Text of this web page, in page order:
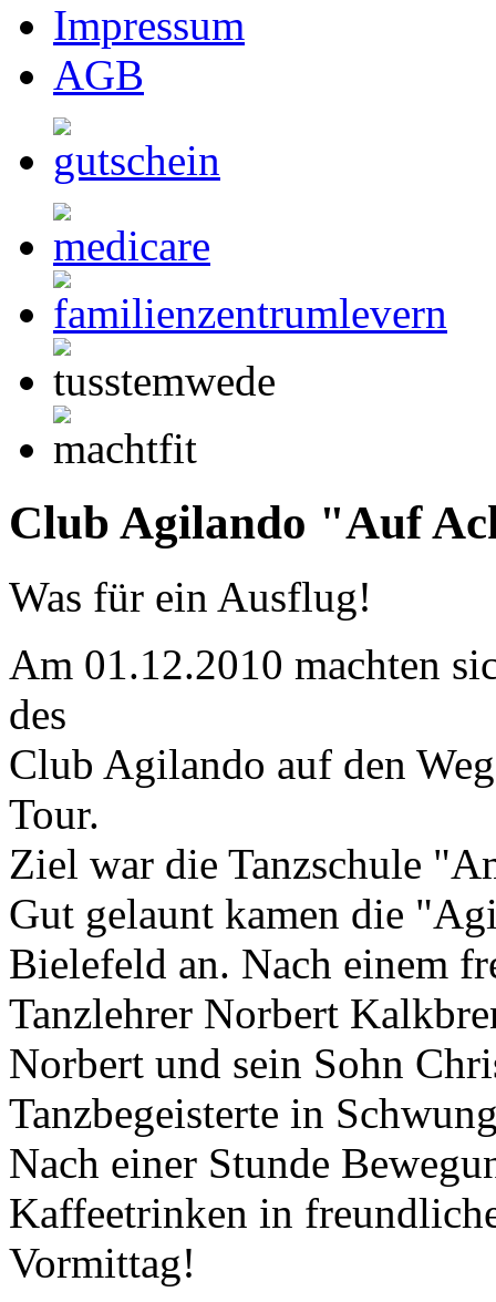
Impressum
AGB
Club Agilando "Auf
Was für ein Ausflug!
Am 01.12.2010 machten
des
Club Agilando auf den
Tour.
Ziel war die Tanzschule
Gut gelaunt kamen die
Bielefeld an. Nach einem
Tanzlehrer Norbert
Norbert und sein Sohn
Tanzbegeisterte in
Nach einer Stunde
Kaffeetrinken in
Vormittag!